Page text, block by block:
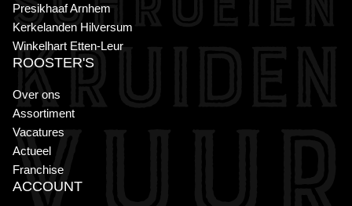
Presikhaaf Arnhem
Kerkelanden Hilversum
Winkelhart Etten-Leur
ROOSTER'S
Over ons
Assortiment
Vacatures
Actueel
Franchise
ACCOUNT